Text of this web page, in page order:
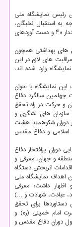
رئیس نمایشگاه ملی
به استقبال نخبگان،
فرهیختگان و مسئولان و دیگر اقشار جامعه از نمایشگاه اقتدار ۴۰ و دست آوردهای
های بهداشتی همچون
های لازم در این
وارد شده اند،
نمایشگاه با عنوان
چهلمین سالگرد دفاع
و حرکت در راه تحقق
سازمان های لشگری و
دوران شکوهمند هشت
اسلامی و دفاع مقدس
دوران پرافتخار دفاع
و جهان، معرفی و
اثربخش دستگاه
اهداف نمایشگاه ملی
اظهار داشت: معرفی
عبادت، شهادت و …)
برای تحقق
امام خمینی (ره) و
دوران دفاع مقدس و